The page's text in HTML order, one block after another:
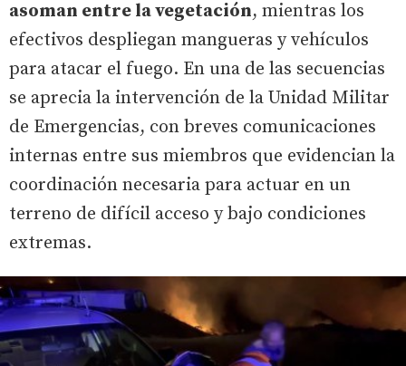
asoman entre la vegetación, mientras los
efectivos despliegan mangueras y vehículos
para atacar el fuego. En una de las secuencias
se aprecia la intervención de la Unidad Militar
de Emergencias, con breves comunicaciones
internas entre sus miembros que evidencian la
coordinación necesaria para actuar en un
terreno de difícil acceso y bajo condiciones
extremas.